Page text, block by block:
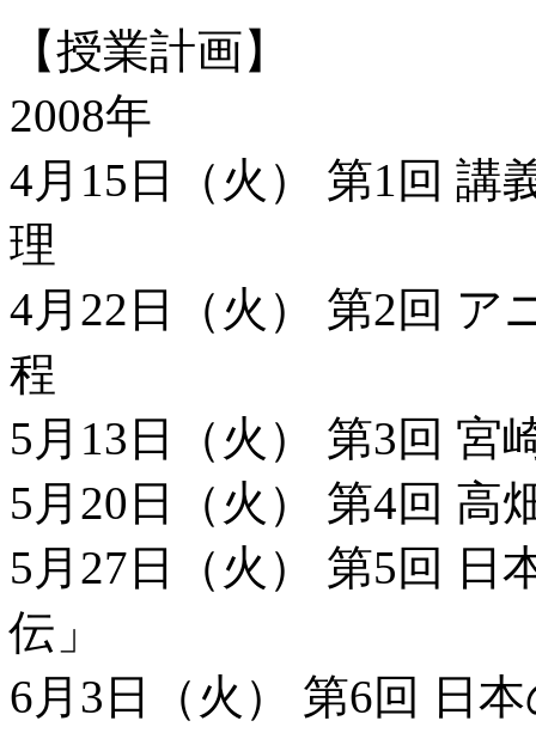
【授業計画】
2008年
4月15日（火） 第1回 講
理
4月22日（火） 第2回 ア
程
5月13日（火） 第3回 宮
5月20日（火） 第4回 高
5月27日（火） 第5回
伝」
6月3日（火） 第6回 日